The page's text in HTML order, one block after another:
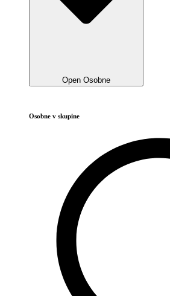
Open Osobne
Osobne v skupine